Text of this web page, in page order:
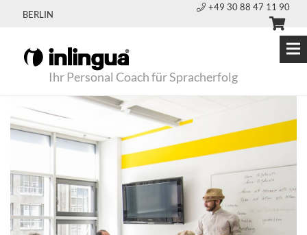
BERLIN
+49 30 88 47 11 90
Ihr Personal Coach für Spracherfolg